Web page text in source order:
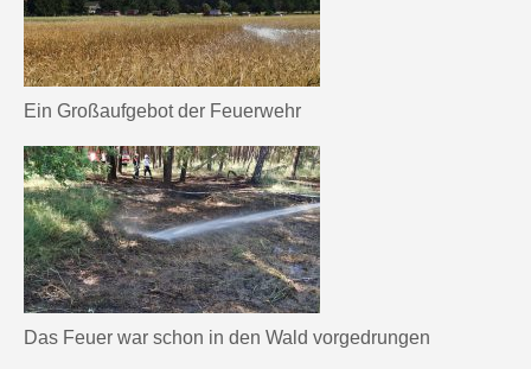
Ein Großaufgebot der Feuerwehr
Das Feuer war schon in den Wald vorgedrungen